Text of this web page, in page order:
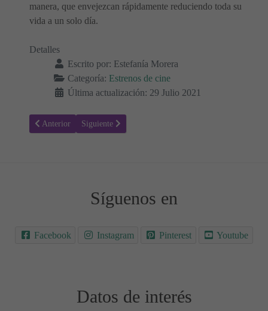
manera, que envejezcan rápidamente reduciendo toda su
vida a un solo día.
Detalles
Escrito por: Estefanía Morera
Categoría: Estrenos de cine
Última actualización: 29 Julio 2021
Artículo anterior: Jungle Cruise - Sinopsis y Trailer
Anterior Artículo siguiente: Space Jam: Nuevas leyendas -
Siguiente
Síguenos en
Facebook Instagram Pinterest Youtube
Datos de interés